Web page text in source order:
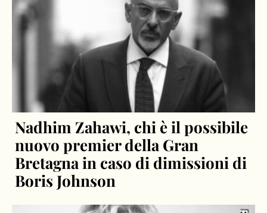
Nadhim Zahawi, chi è il possibile
nuovo premier della Gran
Bretagna in caso di dimissioni di
Boris Johnson